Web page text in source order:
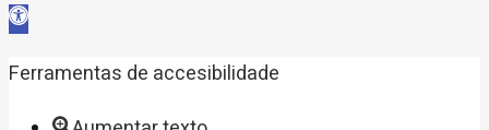
Abrir
de
ferramentas
Ferramentas de accesibilidade